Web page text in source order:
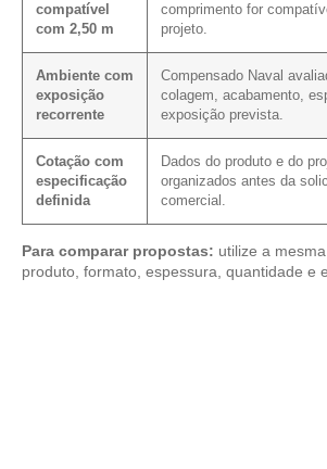
compatível
com 2,50 m
comprimento for
projeto.
Ambiente com
exposição
recorrente
Compensado Naval
colagem, acabamento,
exposição prevista.
Cotação com
especificação
definida
Dados do produto e do
organizados antes da
comercial.
Para comparar propostas: utilize a
produto, formato, espessura, quantidade e